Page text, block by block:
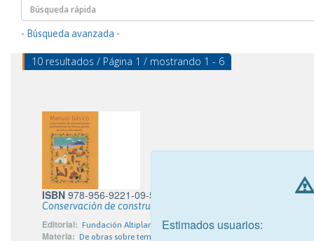
- Búsqueda avanzada -
10 resultados / Página 1 / mostrando 1 - 6
ISBN 978-956-9221-09-5
Conservación de construcciones patrimoniales de tierra y
Editorial: Fundación Altiplano Monseñor Salas Valdés
Materia: De obras sobre temas específicos
Estimados usuarios: